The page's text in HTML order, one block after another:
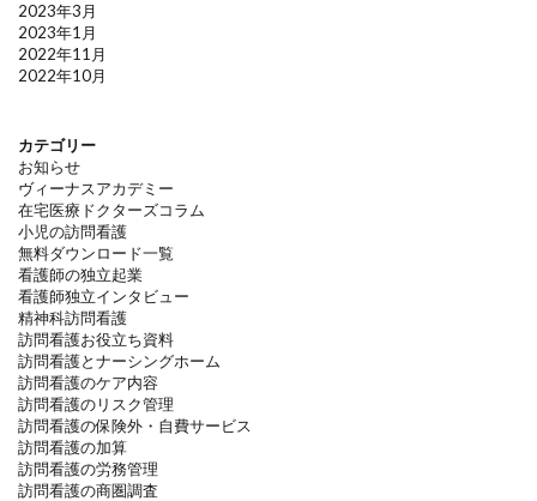
2023年3月
2023年1月
2022年11月
2022年10月
カテゴリー
お知らせ
ヴィーナスアカデミー
在宅医療ドクターズコラム
小児の訪問看護
無料ダウンロード一覧
看護師の独立起業
看護師独立インタビュー
精神科訪問看護
訪問看護お役立ち資料
訪問看護とナーシングホーム
訪問看護のケア内容
訪問看護のリスク管理
訪問看護の保険外・自費サービス
訪問看護の加算
訪問看護の労務管理
訪問看護の商圏調査